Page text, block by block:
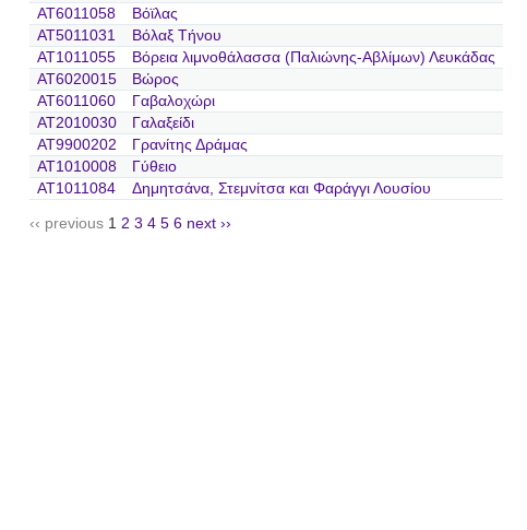
AT6011058
Βόϊλας
AT5011031
Βόλαξ Τήνου
AT1011055
Βόρεια λιμνοθάλασσα (Παλιώνης-Αβλίμων) Λευκάδας
AT6020015
Βώρος
AT6011060
Γαβαλοχώρι
AT2010030
Γαλαξείδι
AT9900202
Γρανίτης Δράμας
AT1010008
Γύθειο
AT1011084
Δημητσάνα, Στεμνίτσα και Φαράγγι Λουσίου
‹‹ previous 1 2 3 4 5 6 next ››